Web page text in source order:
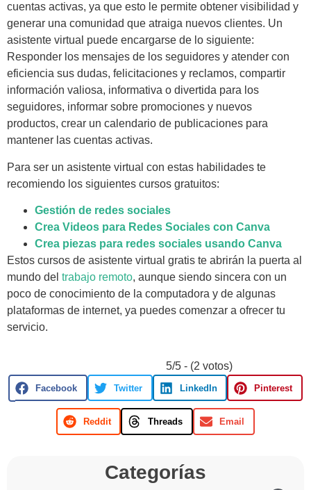
cuentas activas, ya que esto le permite obtener visibilidad y
generar una comunidad que atraiga nuevos clientes. Un
asistente virtual puede encargarse de lo siguiente:
Responder los mensajes de los seguidores y atender con
eficiencia sus dudas, felicitaciones y reclamos, compartir
información valiosa, informativa o divertida para los
seguidores, informar sobre promociones y nuevos
productos, crear un calendario de publicaciones para
mantener las cuentas activas.
Para ser un asistente virtual con estas habilidades te
recomiendo los siguientes cursos gratuitos:
Gestión de redes sociales
Crea Videos para Redes Sociales con Canva
Crea piezas para redes sociales usando Canva
Estos cursos de asistente virtual gratis te abrirán la puerta al
mundo del trabajo remoto, aunque siendo sincera con un
poco de conocimiento de la computadora y de algunas
plataformas de internet, ya puedes comenzar a ofrecer tu
servicio.
5/5 - (2 votos)
Facebook Twitter LinkedIn Pinterest
Reddit Threads Email
Categorías